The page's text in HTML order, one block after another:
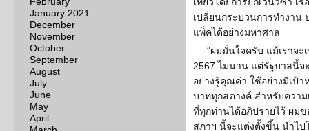
January 2021
December
November
October
September
August
July
June
May
April
เปลี่ยนกระบวนการทำงาน
แพ็คได้อย่างมหาศาล
“ผมมั่นใจครับ แม้เราจ
2567 ไม่นาน แต่รัฐบาลนี้
อย่างรู้คุณค่า ใช้อย่างมีเป้
บาททุกสตางค์ สำหรับควา
ที่ทุกท่านได้อภิปรายไว้ ผม
สภาฯ นี้จะแต่งตั้งขึ้น นำไ